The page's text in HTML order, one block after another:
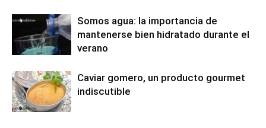
Somos agua: la importancia de
mantenerse bien hidratado durante el
verano
Caviar gomero, un producto gourmet
indiscutible